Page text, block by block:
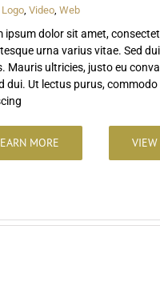
Logo, Video, Web
ipsum dolor sit amet,
urna varius vitae. Sed
Mauris ultricies, justo eu
dui. Ut lectus purus,
MORE VIEW